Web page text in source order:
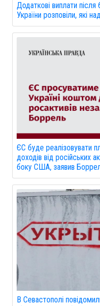
Додаткові виплати
України розповіли, які
ЄС буде реалізовувати
доходів від російських
боку США, заявив
В Севастополі